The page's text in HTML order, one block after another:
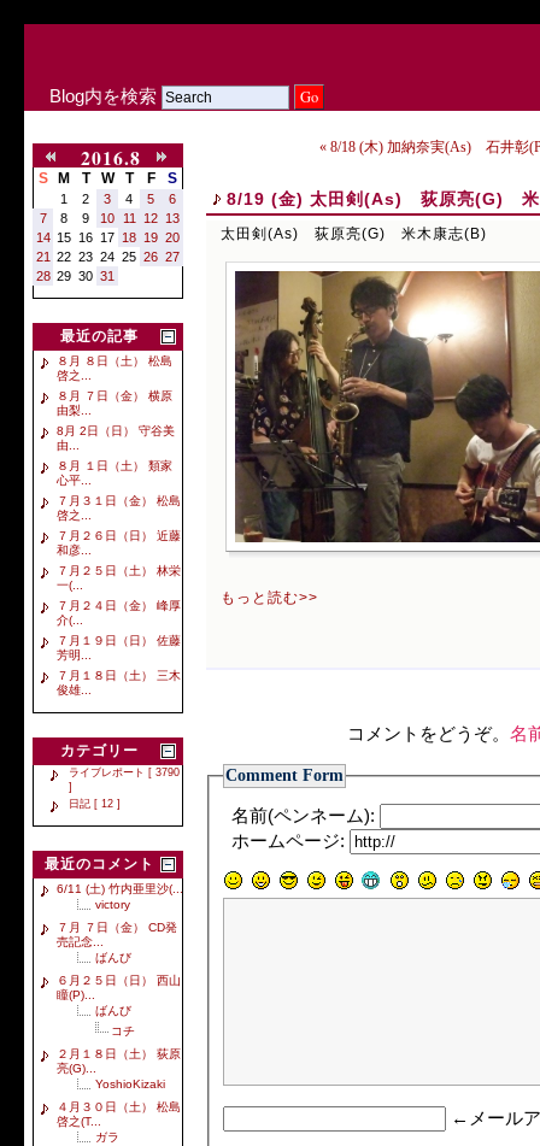
Blog内を検索
2016.8
S M T W T F S
1 2 3 4 5
6
7
8 9 10 11 12 13
14 15 16 17 18 19 20
21
22 23 24 25 26 27
28 29 30 31
最近の記事
８月 ８日（土） 松島
啓之...
８月 ７日（金） 横原
由梨...
8月 2日（日） 守谷美
由...
８月 １日（土） 類家
心平...
７月３１日（金） 松島
啓之...
７月２６日（日） 近藤
和彦...
７月２５日（土） 林栄
一(...
７月２４日（金） 峰厚
介(...
７月１９日（日） 佐藤
芳明...
７月１８日（土） 三木
俊雄...
カテゴリー
ライブレポート [ 3790
]
日記 [ 12 ]
最近のコメント
6/11 (土) 竹内亜里沙(...
victory
７月 ７日（金） CD発
売記念...
ばんび
６月２５日（日） 西山
瞳(P)...
ばんび
コチ
２月１８日（土） 荻原
亮(G)...
YoshioKizaki
４月３０日（土） 松島
啓之(T...
ガラ
« 8/18 (木) 加納奈実(As) 石井彰
8/19 (金) 太田剣(As) 荻原亮(G) 米
太田剣(As) 荻原亮(G) 米木康志(B)
もっと読む>>
コメントをどうぞ。 名
Comment Form
名前(ペンネーム):
ホームページ:
←メール